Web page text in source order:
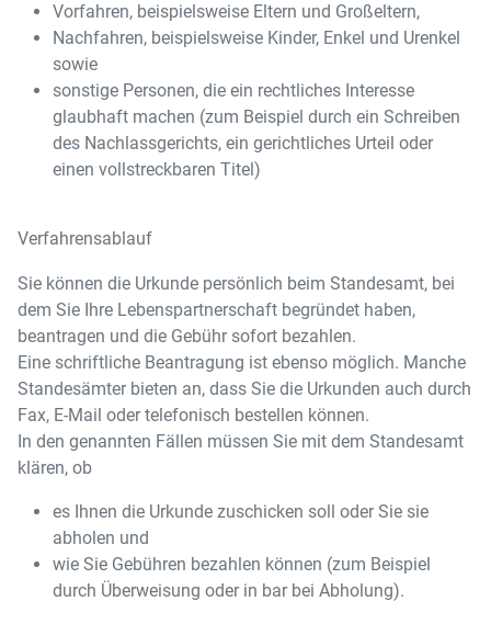
Vorfahren, beispielsweise Eltern und Großeltern,
Nachfahren, beispielsweise Kinder, Enkel und Urenkel
sowie
sonstige Personen, die ein rechtliches Interesse
glaubhaft machen (zum Beispiel durch ein Schreiben
des Nachlassgerichts, ein gerichtliches Urteil oder
einen vollstreckbaren Titel)
Verfahrensablauf
Sie können die Urkunde persönlich beim Standesamt, bei
dem Sie Ihre Lebenspartnerschaft begründet haben,
beantragen und die Gebühr sofort bezahlen.
Eine schriftliche Beantragung ist ebenso möglich. Manche
Standesämter bieten an, dass Sie die Urkunden auch durch
Fax, E-Mail oder telefonisch bestellen können.
In den genannten Fällen müssen Sie mit dem Standesamt
klären, ob
es Ihnen die Urkunde zuschicken soll oder Sie sie
abholen und
wie Sie Gebühren bezahlen können (zum Beispiel
durch Überweisung oder in bar bei Abholung).